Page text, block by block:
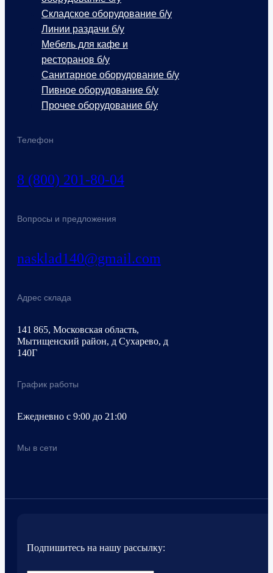
Телефон
8 (800) 201-80-04
Вопросы и предложения
nasklad140@gmail.com
Адрес склада
141 865, Московская область,
Мытищенский район, д Сухарево, д
140Г
График работы
Ежедневно с 9:00 до 21:00
Мы в сети
Складское оборудование б/у
Линии раздачи б/у
Мебель для кафе и
ресторанов б/у
Санитарное оборудование б/у
Пивное оборудование б/у
Прочее оборудование б/у
Подпишитесь на нашу рассылку: